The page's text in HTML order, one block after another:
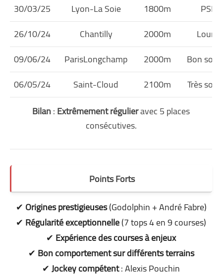
30/03/25
Lyon-La Soie 1800m
PSF
26/10/24
Chantilly 2000m
Lourd
09/06/24
ParisLongchamp 2000m
Bon
06/05/24
Saint-Cloud 2100m
Très
Bilan:Extrêmement régulieravec 5 places
consécutives.
Points Forts
✔ Origines prestigieuses(Godolphin + André Fabre)
✔ Régularité exceptionnelle(7 tops 4 en 9 courses)
✔ Expérience des courses à enjeux
✔ Bon comportement sur différents terrains
✔Jockey compétent: Alexis Pouchin